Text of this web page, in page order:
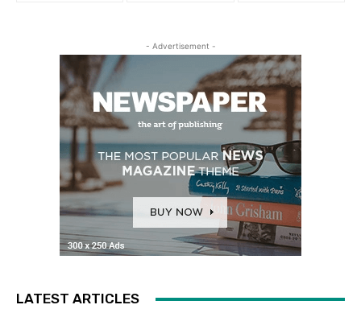
- Advertisement -
LATEST ARTICLES